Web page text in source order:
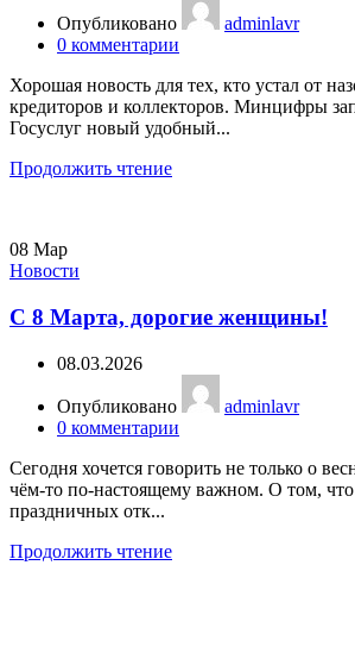
Опубликовано
adminlavr
0 комментарии
Хорошая новость для тех, кто устал от
кредиторов и коллекторов. Минцифры
Госуслуг новый удобный...
Продолжить чтение
08 Мар
Новости
С 8 Марта, дорогие женщины!
08.03.2026
Опубликовано
adminlavr
0 комментарии
Сегодня хочется говорить не только о
чём-то по-настоящему важном. О том, что
праздничных отк...
Продолжить чтение